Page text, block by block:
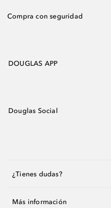
Compra con seguridad
DOUGLAS APP
Douglas Social
¿Tienes dudas?
Más información